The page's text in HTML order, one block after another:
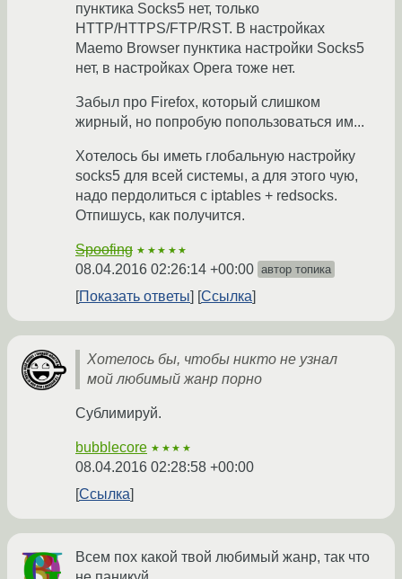
пунктика Socks5 нет, только
HTTP/HTTPS/FTP/RST. В настройках
Maemo Browser пунктика настройки Socks5
нет, в настройках Opera тоже нет.
Забыл про Firefox, который слишком
жирный, но попробую попользоваться им...
Хотелось бы иметь глобальную настройку
socks5 для всей системы, а для этого чую,
надо пердолиться с iptables + redsocks.
Отпишусь, как получится.
Spoofing ★★★★★
08.04.2016 02:26:14 +00:00 автор топика
Показать ответы Ссылка
Хотелось бы, чтобы никто не узнал
мой любимый жанр порно
Сублимируй.
bubblecore ★★★★
08.04.2016 02:28:58 +00:00
Ссылка
Всем пох какой твой любимый жанр, так что